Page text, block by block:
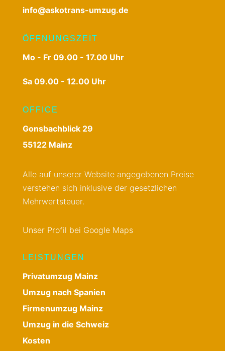
info@askotrans-umzug.de
ÖFFNUNGSZEIT
Mo - Fr 09.00 - 17.00 Uhr
Sa 09.00 - 12.00 Uhr
OFFICE
Gonsbachblick 29
55122 Mainz
Alle auf unserer Website angegebenen Preise
verstehen sich inklusive der gesetzlichen
Mehrwertsteuer.
Unser Profil bei Google Maps
LEISTUNGEN
Privatumzug Mainz
Umzug nach Spanien
Firmenumzug Mainz
Umzug in die Schweiz
Kosten